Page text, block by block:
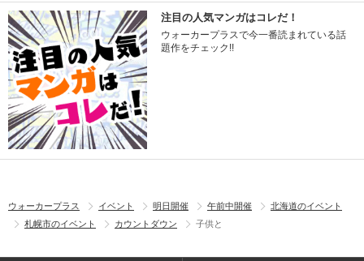
注目の人気マンガはコレだ！
ウォーカープラスで今一番読まれている話
題作をチェック!!
ウォーカープラス イベント 明日開催 午前中開催
北海道のイベント
札幌市のイベント
カウントダウン 子供と